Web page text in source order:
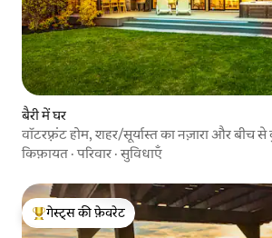
बैरी में घर
वॉटरफ़्रंट होम, शहर/सूर्यास्त का नज़ारा और बीच
पर
किफ़ायत ·परिवार ·सुविधाएँ
गेस्ट्स का टॉप फ़ेवरेट
गेस्ट्स की फ़ेवरेट